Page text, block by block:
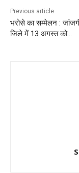
Previous article
भरोसे का सम्मेलन :
जिले में 13 अगस्त को…